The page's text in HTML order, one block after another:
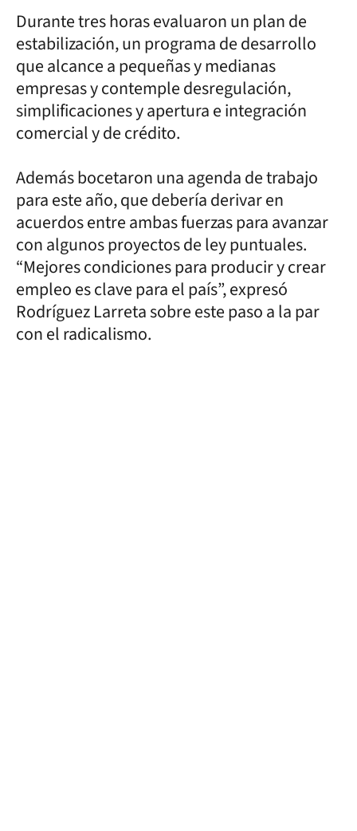
Durante tres horas evaluaron un plan de
estabilización, un programa de desarrollo
que alcance a pequeñas y medianas
empresas y contemple desregulación,
simplificaciones y apertura e integración
comercial y de crédito.
Además bocetaron una agenda de trabajo
para este año, que debería derivar en
acuerdos entre ambas fuerzas para avanzar
con algunos proyectos de ley puntuales.
“Mejores condiciones para producir y crear
empleo es clave para el país”, expresó
Rodríguez Larreta sobre este paso a la par
con el radicalismo.